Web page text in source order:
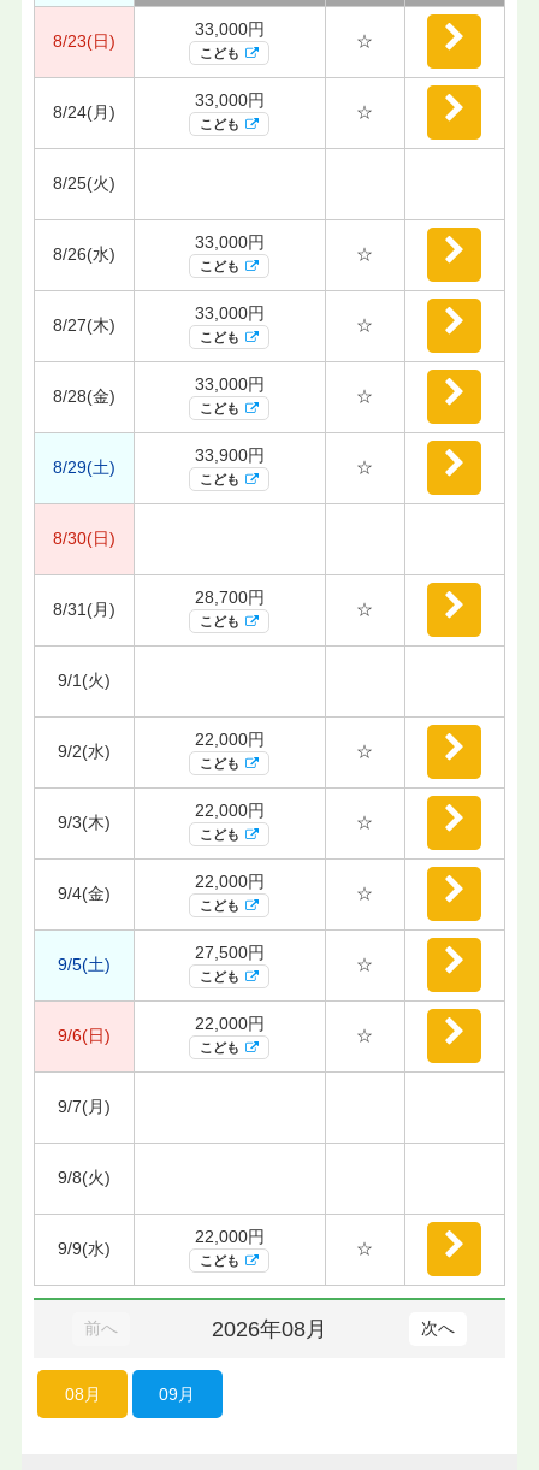
8/23(日)
33,000円
こども
☆
8/24(月)
33,000円
こども
☆
8/25(火)
8/26(水)
33,000円
こども
☆
8/27(木)
33,000円
こども
☆
8/28(金)
33,000円
こども
☆
8/29(土)
33,900円
こども
☆
8/30(日)
8/31(月)
28,700円
こども
☆
9/1(火)
9/2(水)
22,000円
こども
☆
9/3(木)
22,000円
こども
☆
9/4(金)
22,000円
こども
☆
9/5(土)
27,500円
こども
☆
9/6(日)
22,000円
こども
☆
9/7(月)
9/8(火)
9/9(水)
22,000円
こども
☆
前へ 2026年08月 次へ
08月 09月